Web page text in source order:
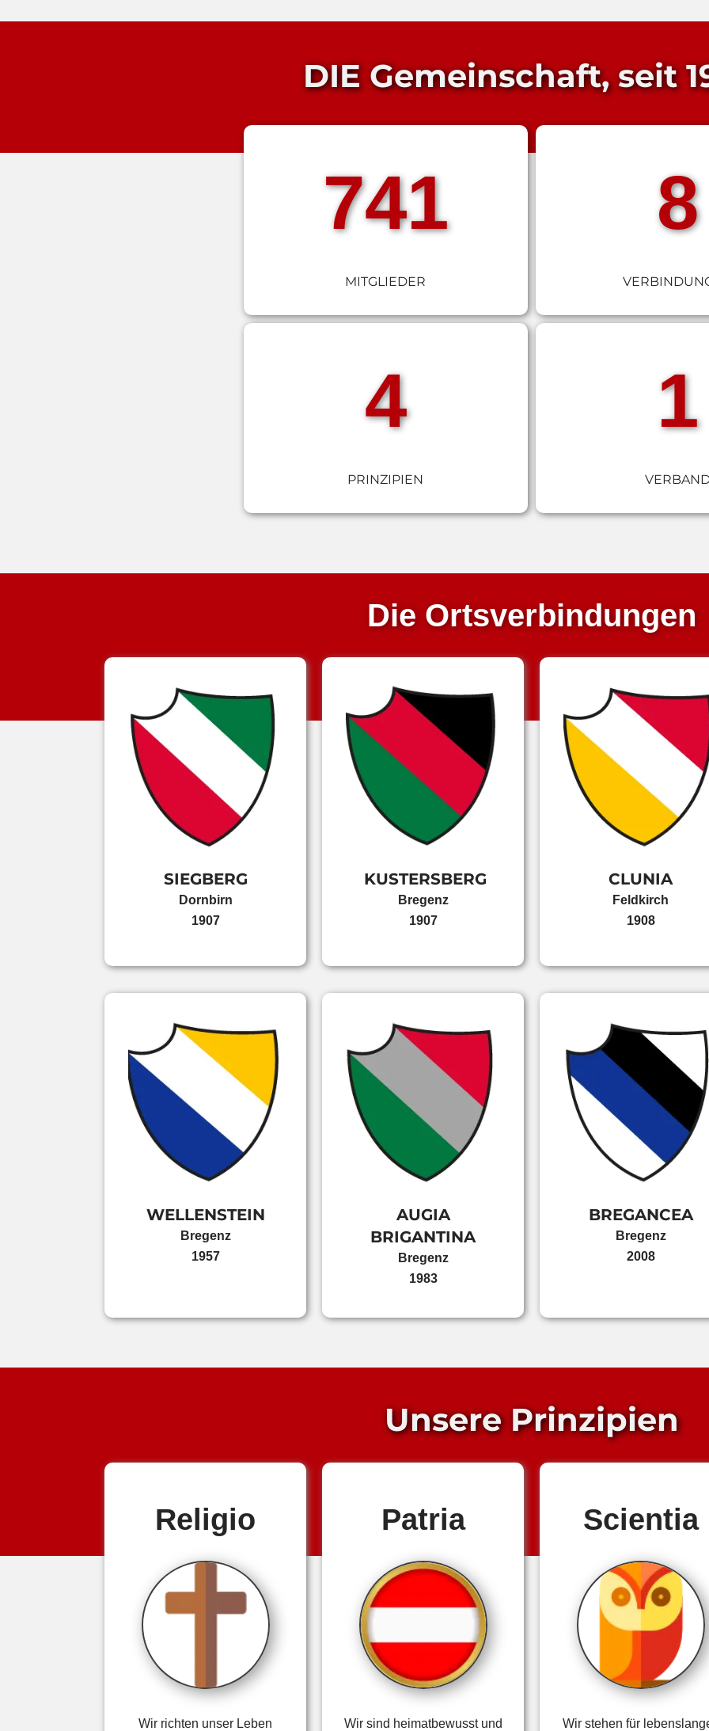
DIE Gemeinschaft, seit
750
MITGLIEDER
8
4
PRINZIPIEN
1
Die Ortsverbindungen
SIEGBERG
Dornbirn
1907
KUSTERSBERG
Bregenz
1907
CLUNIA
Feldkirch
1908
WELLENSTEIN
Bregenz
1957
AUGIA
BRIGANTINA
Bregenz
1983
BREGANCEA
Bregenz
2008
Unsere Prinzipien
Religio
Wir richten unser Leben
Patria
Wir sind heimatbewusst und
Scientia
Wir stehen für